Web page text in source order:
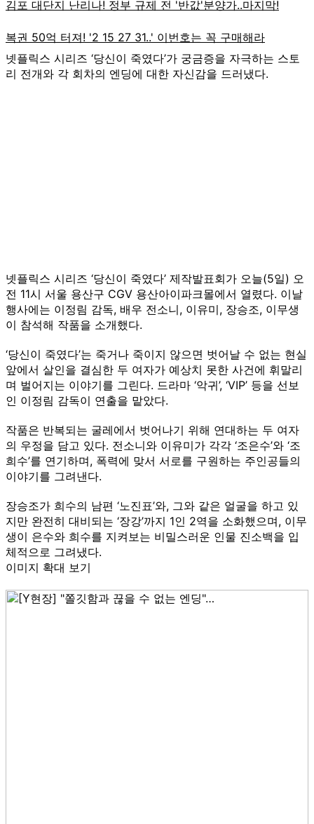
넷플릭스 시리즈 ‘당신이 죽였다’가 궁금증을 자극하는 스토
리 전개와 각 회차의 엔딩에 대한 자신감을 드러냈다.
넷플릭스 시리즈 ‘당신이 죽였다’ 제작발표회가 오늘(5일) 오
전 11시 서울 용산구 CGV 용산아이파크몰에서 열렸다. 이날
행사에는 이정림 감독, 배우 전소니, 이유미, 장승조, 이무생
이 참석해 작품을 소개했다.
‘당신이 죽였다’는 죽거나 죽이지 않으면 벗어날 수 없는 현실
앞에서 살인을 결심한 두 여자가 예상치 못한 사건에 휘말리
며 벌어지는 이야기를 그린다. 드라마 ‘악귀’, ‘VIP’ 등을 선보
인 이정림 감독이 연출을 맡았다.
작품은 반복되는 굴레에서 벗어나기 위해 연대하는 두 여자
의 우정을 담고 있다. 전소니와 이유미가 각각 ‘조은수’와 ‘조
희수’를 연기하며, 폭력에 맞서 서로를 구원하는 주인공들의
이야기를 그려낸다.
장승조가 희수의 남편 ‘노진표’와, 그와 같은 얼굴을 하고 있
지만 완전히 대비되는 ‘장강’까지 1인 2역을 소화했으며, 이무
생이 은수와 희수를 지켜보는 비밀스러운 인물 진소백을 입
체적으로 그려냈다.
이미지 확대 보기